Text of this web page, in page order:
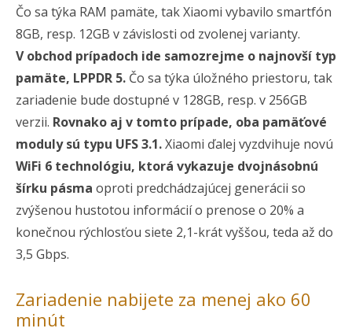
Čo sa týka RAM pamäte, tak Xiaomi vybavilo smartfón
8GB, resp. 12GB v závislosti od zvolenej varianty.
V obchod prípadoch ide samozrejme o najnovší typ
pamäte, LPPDR 5. Čo sa týka úložného priestoru, tak
zariadenie bude dostupné v 128GB, resp. v 256GB
verzii. Rovnako aj v tomto prípade, oba pamäťové
moduly sú typu UFS 3.1.Xiaomi ďalej vyzdvihuje novú
WiFi 6 technológiu, ktorá vykazuje dvojnásobnú
šírku pásma oproti predchádzajúcej generácii so
zvýšenou hustotou informácií o prenose o 20% a
konečnou rýchlosťou siete 2,1-krát vyššou, teda až do
3,5 Gbps.
Zariadenie nabijete za menej ako 60
minút